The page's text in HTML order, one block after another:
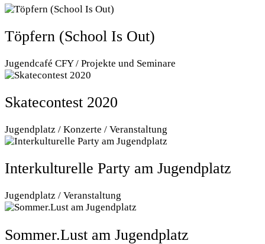
Töpfern (School Is Out)
Jugendcafé CFY / Projekte und Seminare
Skatecontest 2020
Jugendplatz / Konzerte / Veranstaltung
Interkulturelle Party am Jugendplatz
Jugendplatz / Veranstaltung
Sommer.Lust am Jugendplatz